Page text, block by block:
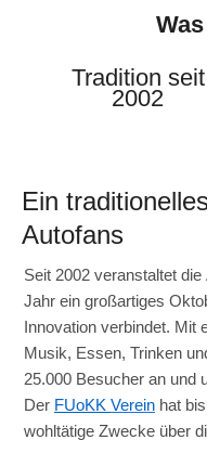
Tradition seit
2002
Ein
Autofans
Seit 2002 veranstaltet die
Jahr ein großartiges
Innovation verbindet. Mit
Musik, Essen, Trinken
25.000 Besucher an und
Der FUoKK Verein hat
wohltätige Zwecke über